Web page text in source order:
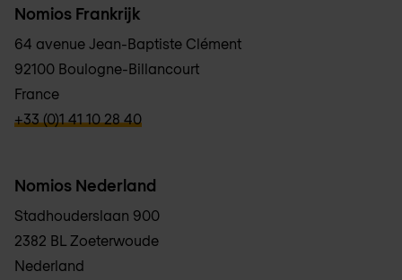
Nomios Frankrijk
64 avenue Jean-Baptiste Clément
92100 Boulogne-Billancourt
France
verbb\hyper\links\Phone
+33 (0)1 41 10 28 40
Nomios Nederland
Stadhouderslaan 900
2382 BL Zoeterwoude
Nederland